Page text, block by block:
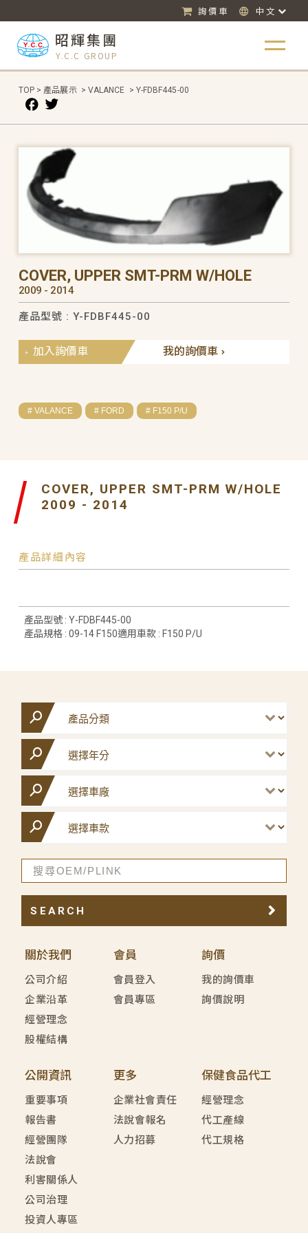
詢價車 中文
昭輝集團
Y.C.C GROUP
TOP > 產品展示 > VALANCE > Y-FDBF445-00
COVER, UPPER SMT-PRM W/HOLE
2009 - 2014
產品型號 : Y-FDBF445-00
我的詢價車
加入詢價車
# VALANCE # FORD # F150 P/U
COVER, UPPER SMT-PRM W/HOLE
2009 - 2014
產品詳細內容
產品型號 : Y-FDBF445-00
產品規格 : 09-14 F150適用車款 : F150 P/U
關於我們
公司介紹
企業沿革
經營理念
股權結構
會員
會員登入
會員專區
詢價
我的詢價車
詢價說明
公開資訊
重要事項
報告書
經營團隊
法說會
利害關係人
公司治理
投資人專區
更多
企業社會責任
法說會報名
人力招募
保健食品代工
經營理念
代工產線
代工規格
SEARCH